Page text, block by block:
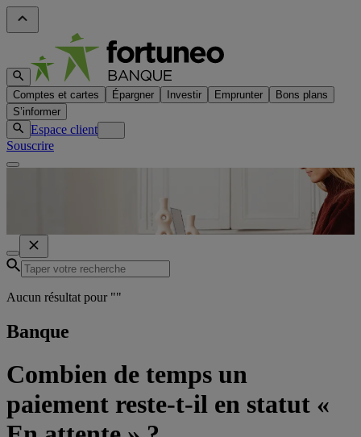
Comptes et cartes Épargner Investir Emprunter
Bons plans
S’informer
Espace client
Souscrire
Aucun résultat pour ""
Banque
Combien de temps un
paiement reste-t-il en statut «